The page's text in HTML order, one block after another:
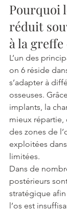
Pourquoi
réduit
à la greffe
L’un des
on 6 réside
s’adapter à
osseuses.
implants, la
mieux répartie,
des zones de
exploitées
limitées.
Dans de
postérieurs
stratégique afin
l’os est